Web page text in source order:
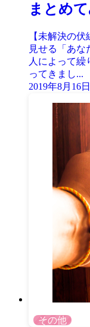
まとめて
【未解決の
見せる「あな
人によって繰
ってきまし...
2019年8月16日
その他